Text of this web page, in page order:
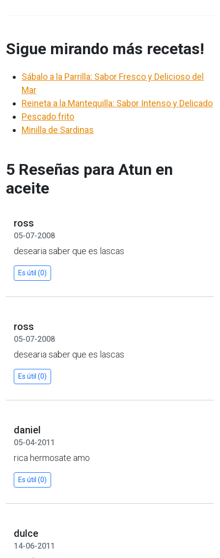
Sigue mirando más recetas!
Sábalo a la Parrilla: Sabor Fresco y Delicioso del
Mar
Reineta a la Mantequilla: Sabor Intenso y Delicado
Pescado frito
Minilla de Sardinas
5 Reseñas para Atun en
aceite
ross
05-07-2008
desearia saber que es lascas
Es útil (0)
ross
05-07-2008
desearia saber que es lascas
Es útil (0)
daniel
05-04-2011
rica hermosate amo
Es útil (0)
dulce
14-06-2011